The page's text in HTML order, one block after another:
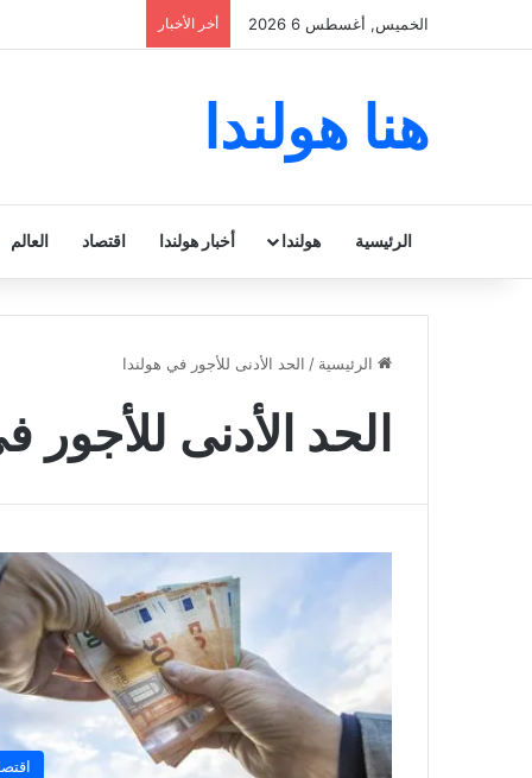
الخميس, أغسطس 6 2026 أخر الأخبار
هنا هولندا
الرئيسية هولندا أخبار هولندا اقتصاد العالم
الرئيسية / الحد الأدنى للأجور في هولندا
الحد الأدنى للأجور